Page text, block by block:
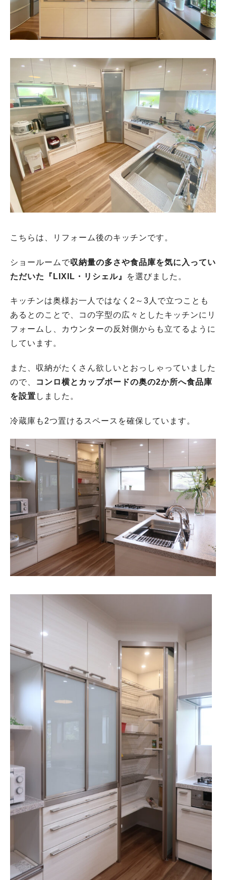
こちらは、リフォーム後のキッチンです。
ショールームで収納量の多さや食品庫を気に入ってい
ただいた『LIXIL・リシェル』
を選びました。
キッチンは奥様お一人ではなく2～3人で立つことも
あるとのことで、コの字型の広々としたキッチンにリ
フォームし、カウンターの反対側からも立てるように
しています。
また、収納がたくさん欲しいとおっしゃっていました
ので、
コンロ横とカップボードの奥の2か所へ食品庫
を設置 しました。
冷蔵庫も2つ置けるスペースを確保しています。